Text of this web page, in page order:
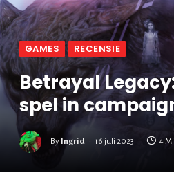
GAMES RECENSIE
Betrayal
spel in
By Ingrid 16 juli 2023 4